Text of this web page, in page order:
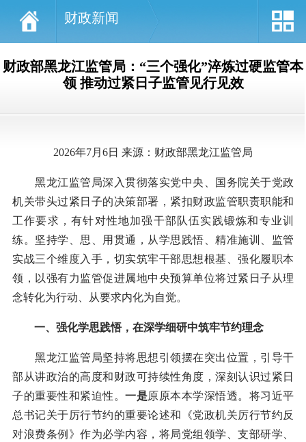
财政新闻
财政部黑龙江监管局：“三个强化”淬炼过硬监管本
领 推动过紧日子监管见行见效
2026年7月6日 来源：财政部黑龙江监管局
黑龙江监管局深入贯彻落实党中央、国务院关于党政
机关带头过紧日子的决策部署，紧扣财政监管职责职能和
工作要求，有针对性地加强干部队伍实践锻炼和专业训
练。坚持学、思、用贯通，从学思践悟、精准施训、监管
实战三个维度入手，切实筑牢干部思想根基、强化履职本
领，以强有力监管促进属地中央预算单位将过紧日子从理
念转化为行动、从要求内化为自觉。
一、强化学思践悟，在深学细研中筑牢节约理念
黑龙江监管局坚持将思想引领摆在突出位置，引导干
部从讲政治的高度和财政可持续性角度，深刻认识过紧日
子的重要性和紧迫性。 一是原原本本学深悟透。将习近平
总书记关于厉行节约的重要论述和《党政机关厉行节约反
对浪费条例》作为必学内容，将局党组领学、支部研学、